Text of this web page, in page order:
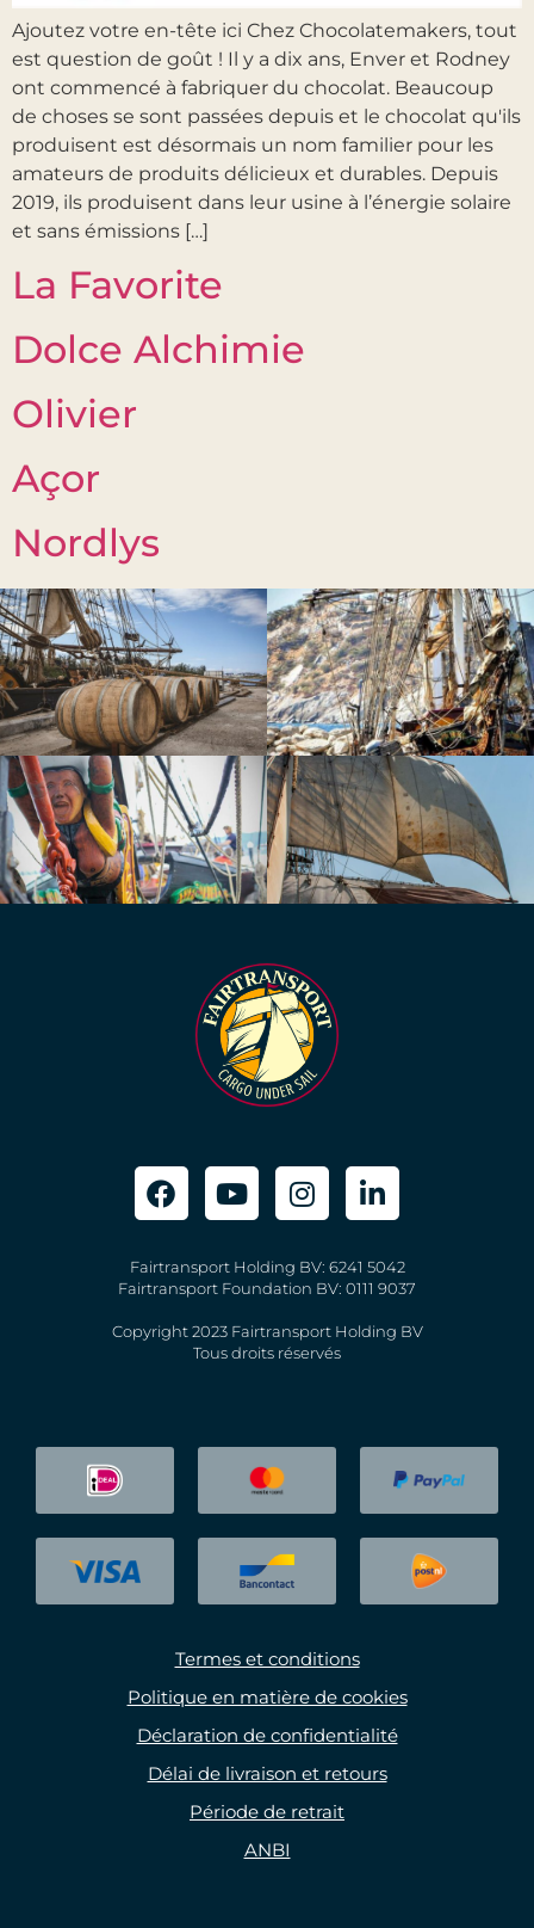
Ajoutez votre en-tête ici Chez Chocolatemakers, tout
est question de goût ! Il y a dix ans, Enver et Rodney
ont commencé à fabriquer du chocolat. Beaucoup
de choses se sont passées depuis et le chocolat qu'ils
produisent est désormais un nom familier pour les
amateurs de produits délicieux et durables. Depuis
2019, ils produisent dans leur usine à l’énergie solaire
et sans émissions […]
La Favorite
Dolce Alchimie
Olivier
Açor
Nordlys
Prochain→
Fairtransport Holding BV: 6241 5042
Fairtransport Foundation BV: 0111 9037
Copyright 2023 Fairtransport Holding BV
Tous droits réservés
Termes et conditions
Politique en matière de cookies
Déclaration de confidentialité
Délai de livraison et retours
Période de retrait
ANBI